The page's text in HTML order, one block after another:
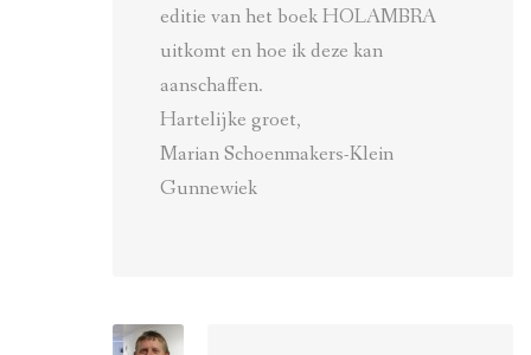
editie van het boek HOLAMBRA
uitkomt en hoe ik deze kan
aanschaffen.
Hartelijke groet,
Marian Schoenmakers-Klein
Gunnewiek